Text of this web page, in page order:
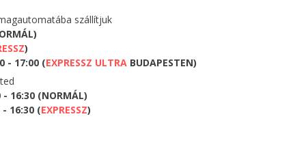
szállítjuk
)
- 17:00 (EXPRESSZ ULTRA BUDAPESTEN)
- 16:30 (NORMÁL)
- 16:30 (EXPRESSZ)